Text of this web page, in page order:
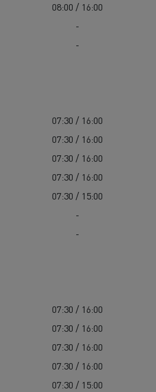
08:00 / 16:00
-
-
07:30 / 16:00
07:30 / 16:00
07:30 / 16:00
07:30 / 16:00
07:30 / 15:00
-
-
07:30 / 16:00
07:30 / 16:00
07:30 / 16:00
07:30 / 16:00
07:30 / 15:00